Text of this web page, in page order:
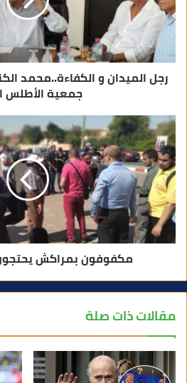
ر
و
ي
رجل الميدان و الكفاءة..محمد
جمعية الأطلس
مكفوفون بمراكش
مقالات ذات صلة